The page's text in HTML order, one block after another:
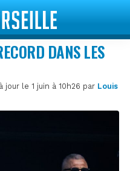
DANS LES
jour le 1 juin à 10h26 par Louis